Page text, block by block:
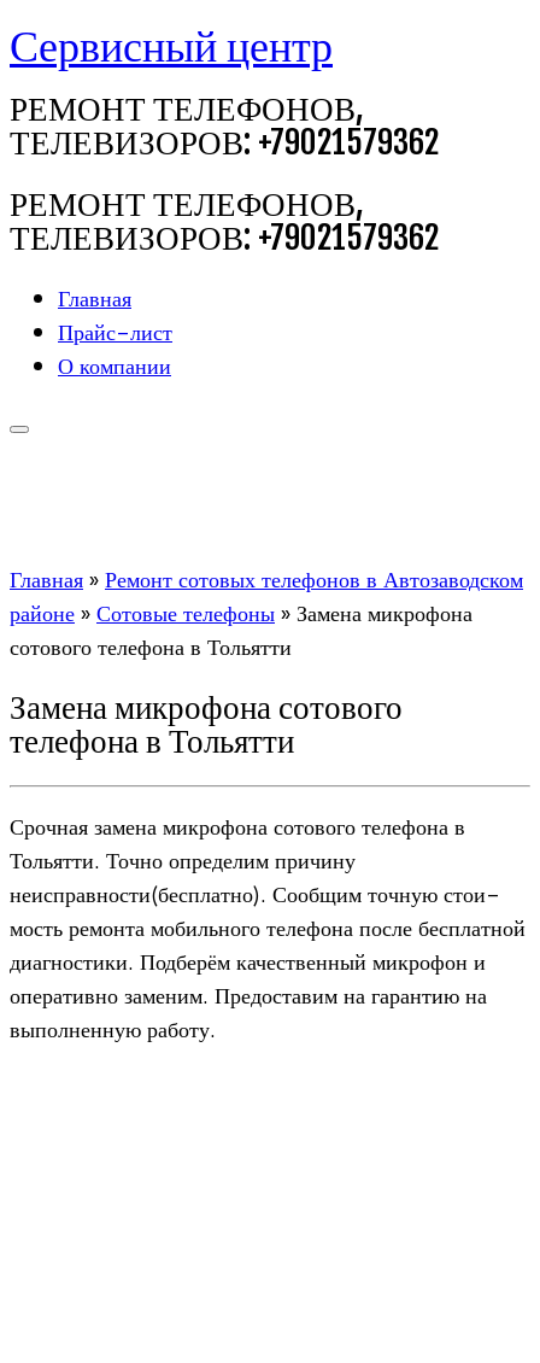
Перейти
содержимому
Сервисный центр
РЕМОНТ ТЕЛЕФОНОВ,
ТЕЛЕВИЗОРОВ: +79021579362
РЕМОНТ ТЕЛЕФОНОВ,
ТЕЛЕВИЗОРОВ: +79021579362
Главная
Прайс-лист
О компании
Главная»Ремонт сотовых телефонов в Автозаводском
районе»Сотовые телефоны»Замена микрофона
сотового телефона в Тольятти
Замена микрофона сотового
телефона в Тольятти
Сроч­ная замена мик­ро­фона сото­вого теле­фона в
Тольятти. Точно опре­де­лим при­чину
неисправности(бесплатно). Сооб­щим точ­ную сто­и­
мость ремонта мобиль­ного теле­фона после бес­плат­ной
диа­гно­стики. Под­бе­рём каче­ствен­ный мик­ро­фон и
опе­ра­тивно заме­ним. Предо­ста­вим на гаран­тию на
выпол­нен­ную работу.